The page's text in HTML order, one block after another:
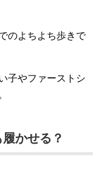
のよちよち歩きで
子やファーストシ
かせる？